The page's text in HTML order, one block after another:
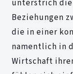
unterstrich
Beziehungen
die in einer
namentlich in
Wirtschaft